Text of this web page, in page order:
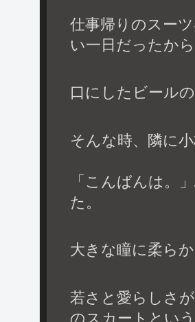
仕事帰りのスー
い一日だったから
口にしたビール
そんな時、隣に
「こんばんは。
た。
大きな瞳に柔らか
若さと愛らしさ
のスカートとい